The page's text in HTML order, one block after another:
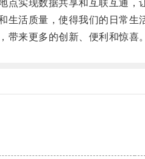
实现数据共享和互联互通，
活质量，使得我们的日常生
来更多的创新、便利和惊喜。